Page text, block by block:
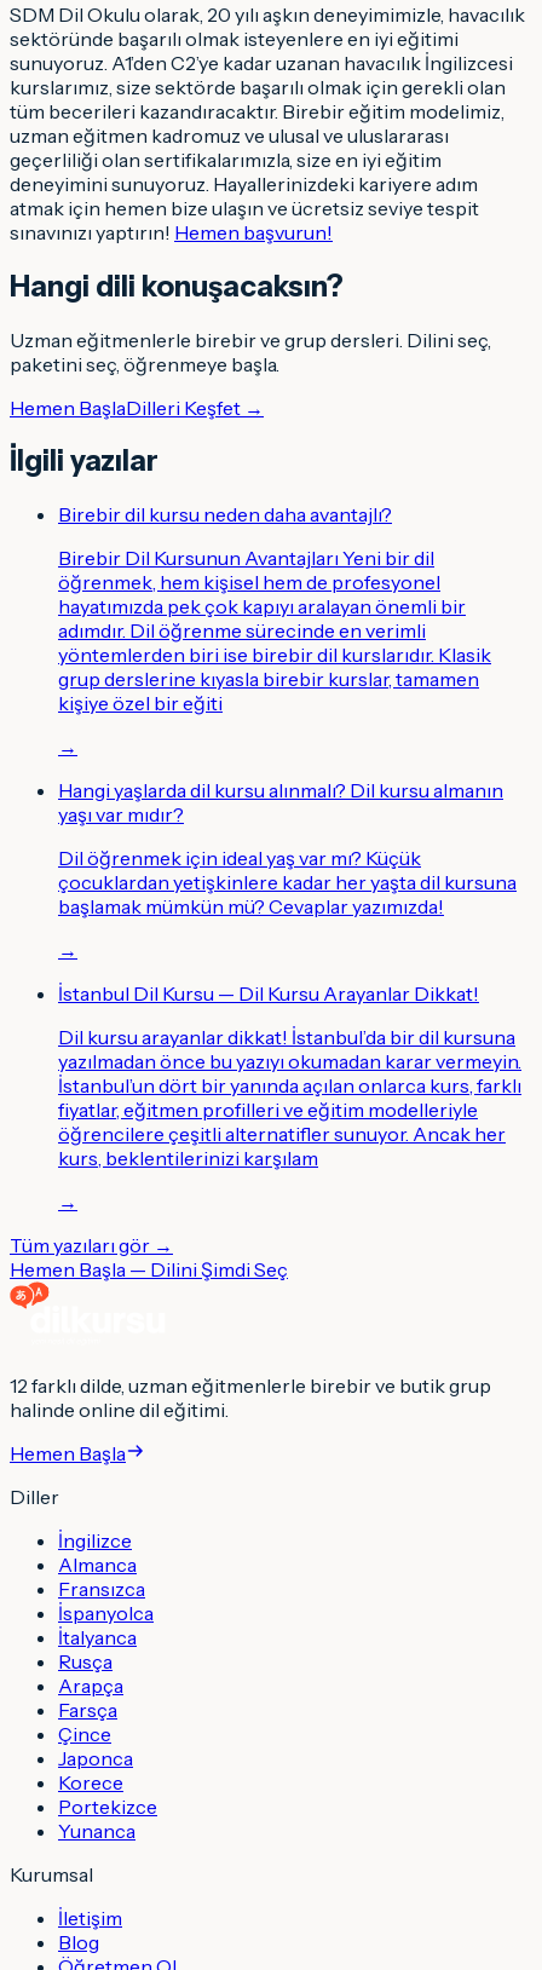
SDM Dil Okulu olarak, 20 yılı aşkın deneyimimizle, havacılık
sektöründe başarılı olmak isteyenlere en iyi eğitimi
sunuyoruz. A1’den C2’ye kadar uzanan havacılık İngilizcesi
kurslarımız, size sektörde başarılı olmak için gerekli olan
tüm becerileri kazandıracaktır. Birebir eğitim modelimiz,
uzman eğitmen kadromuz ve ulusal ve uluslararası
geçerliliği olan sertifikalarımızla, size en iyi eğitim
deneyimini sunuyoruz. Hayallerinizdeki kariyere adım
atmak için hemen bize ulaşın ve ücretsiz seviye tespit
sınavınızı yaptırın! Hemen başvurun!
Hangi dili konuşacaksın?
Uzman eğitmenlerle birebir ve grup dersleri. Dilini seç,
paketini seç, öğrenmeye başla.
Hemen BaşlaDilleri Keşfet →
İlgili yazılar
Birebir dil kursu neden daha avantajlı?
Birebir Dil Kursunun Avantajları Yeni bir dil
öğrenmek, hem kişisel hem de profesyonel
hayatımızda pek çok kapıyı aralayan önemli bir
adımdır. Dil öğrenme sürecinde en verimli
yöntemlerden biri ise birebir dil kurslarıdır. Klasik
grup derslerine kıyasla birebir kurslar, tamamen
kişiye özel bir eğiti
→
Hangi yaşlarda dil kursu alınmalı? Dil kursu almanın
yaşı var mıdır?
Dil öğrenmek için ideal yaş var mı? Küçük
çocuklardan yetişkinlere kadar her yaşta dil kursuna
başlamak mümkün mü? Cevaplar yazımızda!
→
İstanbul Dil Kursu — Dil Kursu Arayanlar Dikkat!
Dil kursu arayanlar dikkat! İstanbul’da bir dil kursuna
yazılmadan önce bu yazıyı okumadan karar vermeyin.
İstanbul’un dört bir yanında açılan onlarca kurs, farklı
fiyatlar, eğitmen profilleri ve eğitim modelleriyle
öğrencilere çeşitli alternatifler sunuyor. Ancak her
kurs, beklentilerinizi karşılam
→
Tüm yazıları gör →
Hemen Başla — Dilini Şimdi Seç
12 farklı dilde, uzman eğitmenlerle birebir ve butik grup
halinde online dil eğitimi.
Hemen Başla
Diller
İngilizce
Almanca
Fransızca
İspanyolca
İtalyanca
Rusça
Arapça
Farsça
Çince
Japonca
Korece
Portekizce
Yunanca
Kurumsal
İletişim
Blog